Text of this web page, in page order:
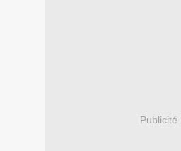
Publicité